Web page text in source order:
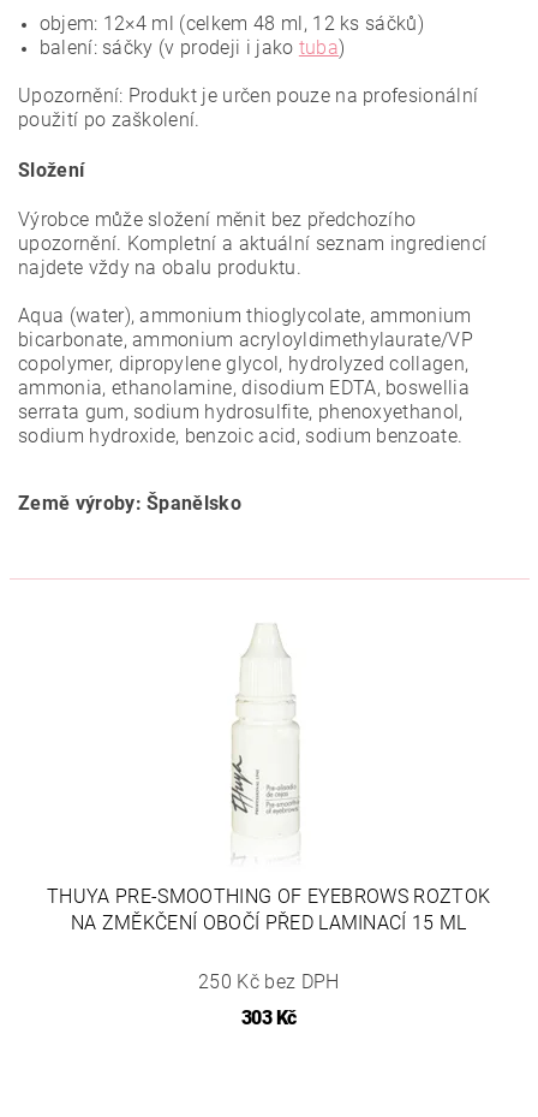
objem: 12×4 ml (celkem 48 ml, 12 ks sáčků)
balení: sáčky (v prodeji i jako tuba)
Upozornění: Produkt je určen pouze na profesionální
použití po zaškolení.
Složení
Výrobce může složení měnit bez předchozího
upozornění. Kompletní a aktuální seznam ingrediencí
najdete vždy na obalu produktu.
Aqua (water), ammonium thioglycolate, ammonium
bicarbonate, ammonium acryloyldimethylaurate/VP
copolymer, dipropylene glycol, hydrolyzed collagen,
ammonia, ethanolamine, disodium EDTA, boswellia
serrata gum, sodium hydrosulfite, phenoxyethanol,
sodium hydroxide, benzoic acid, sodium benzoate.
Země výroby: Španělsko
THUYA PRE-SMOOTHING OF EYEBROWS ROZTOK
NA ZMĚKČENÍ OBOČÍ PŘED LAMINACÍ 15 ML
250 Kč bez DPH
303 Kč